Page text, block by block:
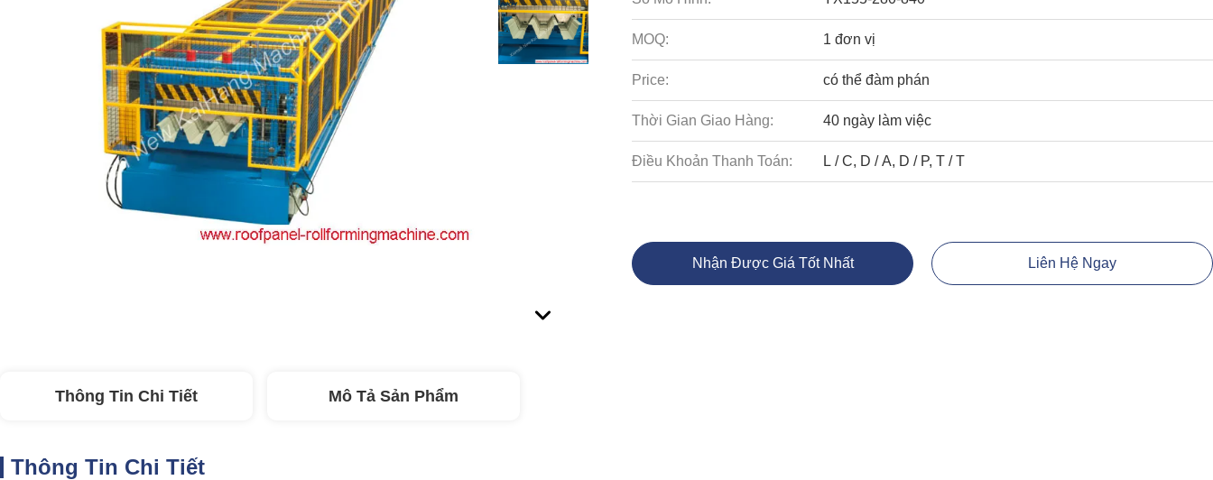
MOQ: 1 đơn vị
Price: có thể đàm phán
Thời Gian Giao Hàng: 40 ngày làm việc
Điều Khoản Thanh Toán: L / C, D / A, D / P, T / T
Nhận Được Giá Tốt Nhất Liên Hệ Ngay
Thông Tin Chi Tiết Mô Tả Sản Phẩm
Thông Tin Chi Tiết